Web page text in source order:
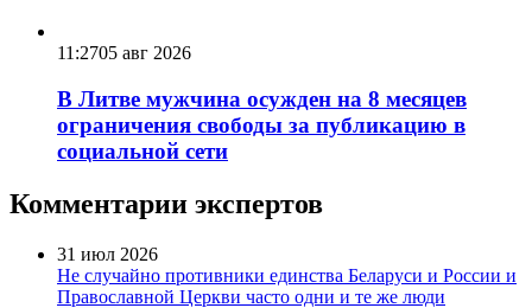
11:2705 авг 2026
В Литве мужчина осужден на 8 месяцев
ограничения свободы за публикацию в
социальной сети
Комментарии экспертов
31 июл 2026
Не случайно противники единства Беларуси и России и
Православной Церкви часто одни и те же люди